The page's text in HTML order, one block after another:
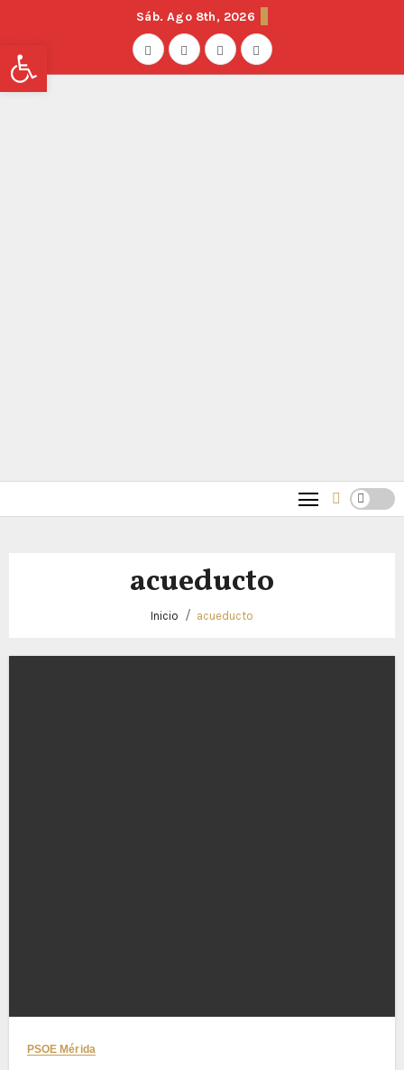
Sáb. Ago 8th, 2026
acueducto
Inicio acueducto
PSOE Mérida
Abrir barra de herramientas